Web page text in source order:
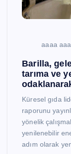
aaaa
Barilla,
tarıma ve
Küresel gıda
raporunu
yönelik
yenilenebilir
adım olarak